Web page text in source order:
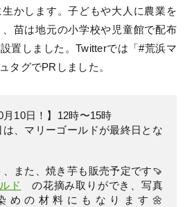
かします。子どもや大人に農業を
苗は地元の小学校や児童館で配布
置しました。Twitterでは「#荒浜マ
タグでPRしました。
10日！】12時〜15時
、マリーゴールドが最終日とな
また、焼き芋も販売予定です🍠
ド
の花摘み取りができ、写真
めの材料にもなります🌼